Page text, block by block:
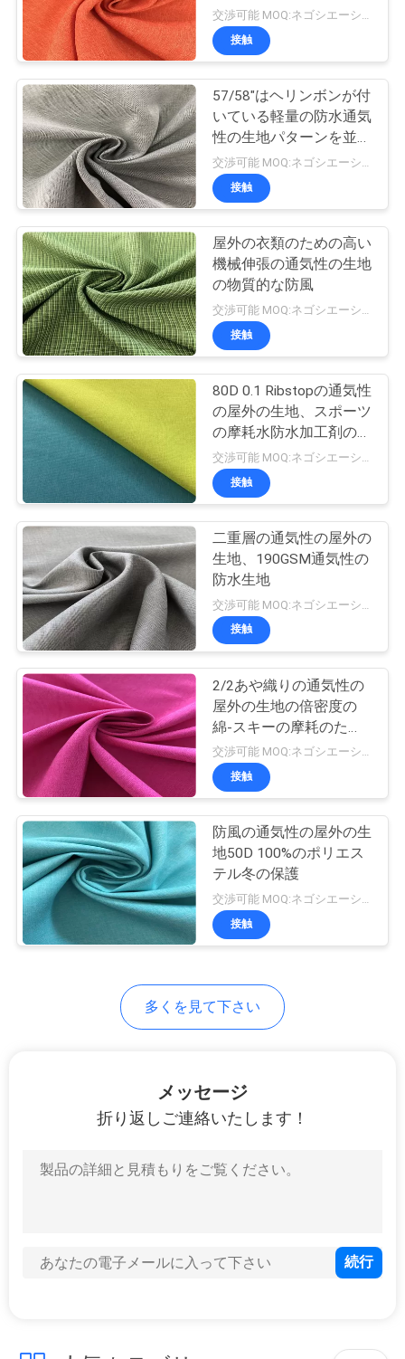
旅
行
品
質
管
理
私
達
に
連
し
な
さ
い
ニ
ュ
ス
場
合
COMPANY
NEWS
を身に着けています
交渉可能 MOQ:ネゴシエーション
接触
57/58"はヘリンボンが付
いている軽量の防水通気
性の生地パターンを並べ
ます
交渉可能 MOQ:ネゴシエーション
接触
屋外の衣類のための高い
機械伸張の通気性の生地
の物質的な防風
接触
80D 0.1 Ribstopの通気性
の屋外の生地、スポーツ
の摩耗水防水加工剤の通
気性の生地
接触
二重層の通気性の屋外の
生地、190GSM通気性の
防水生地
接触
2/2あや織りの通気性の
屋外の生地の倍密度の
綿-スキーの摩耗のため
の感じ
交渉可能 MOQ:ネゴシエーション
接触
防風の通気性の屋外の生
地50D 100%のポリエス
テル冬の保護
交渉可能 MOQ:ネゴシエーション
接触
多くを見て下さい
メッセージ
折り返しご連絡いたします！